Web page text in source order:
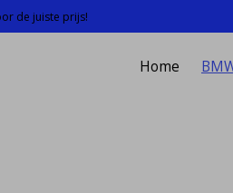
de juiste prijs!
Home